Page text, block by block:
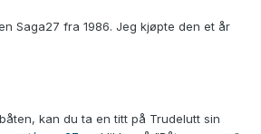
Saga27 fra 1986. Jeg kjøpte den et år
kan du ta en titt på Trudelutt sin